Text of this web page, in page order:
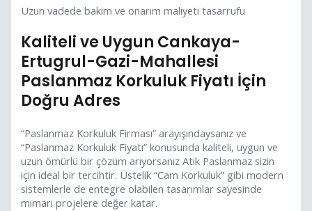
Uzun vadede bakım ve onarım maliyeti tasarrufu
Kaliteli ve Uygun Cankaya-
Ertugrul-Gazi-Mahallesi
Paslanmaz Korkuluk Fiyatı İçin
Doğru Adres
“Paslanmaz Korkuluk Firması” arayışındaysanız ve
“Paslanmaz Korkuluk Fiyatı” konusunda kaliteli, uygun ve
uzun ömürlü bir çözüm arıyorsanız Atik Paslanmaz sizin
için ideal bir tercihtir. Üstelik “Cam Korkuluk” gibi modern
sistemlerle de entegre olabilen tasarımlar sayesinde
mimari projelere değer katar.